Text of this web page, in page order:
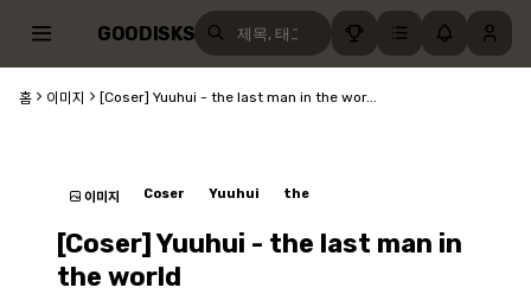
GOODISKS
홈 이미지 [Coser] Yuuhui - the last man in the wor...
이미지 Coser Yuuhui the
[Coser] Yuuhui - the last man in
the world